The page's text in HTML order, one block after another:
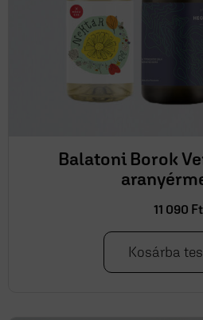
Balatoni Borok
11 090 Ft
Kosárba